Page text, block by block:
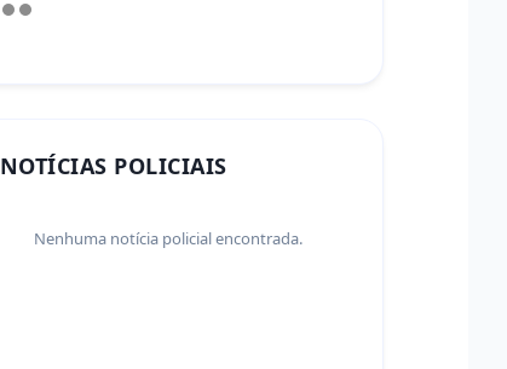
NOTÍCIAS POLICIAIS
Nenhuma notícia policial encontrada.